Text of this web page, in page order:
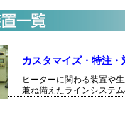
カスタマイズ・特注・
ヒーターに関わる装置や
兼ね備えたラインシステ